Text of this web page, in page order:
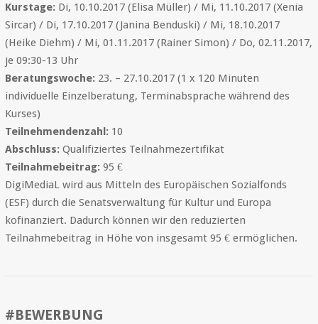
Kurstage: Di, 10.10.2017 (Elisa Müller) / Mi, 11.10.2017 (Xenia
Sircar) / Di, 17.10.2017 (Janina Benduski) / Mi, 18.10.2017
(Heike Diehm) / Mi, 01.11.2017 (Rainer Simon) / Do, 02.11.2017,
je 09:30-13 Uhr
Beratungswoche: 23. – 27.10.2017 (1 x 120 Minuten
individuelle Einzelberatung, Terminabsprache während des
Kurses)
Teilnehmendenzahl: 10
Abschluss: Qualifiziertes Teilnahmezertifikat
Teilnahmebeitrag: 95 €
DigiMediaL wird aus Mitteln des Europäischen Sozialfonds
(ESF) durch die Senatsverwaltung für Kultur und Europa
kofinanziert. Dadurch können wir den reduzierten
Teilnahmebeitrag in Höhe von insgesamt 95 € ermöglichen.
#BEWERBUNG